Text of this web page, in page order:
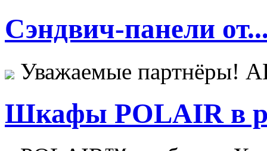
Сэндвич-панели
Уважаемые
Шкафы POLAIR в